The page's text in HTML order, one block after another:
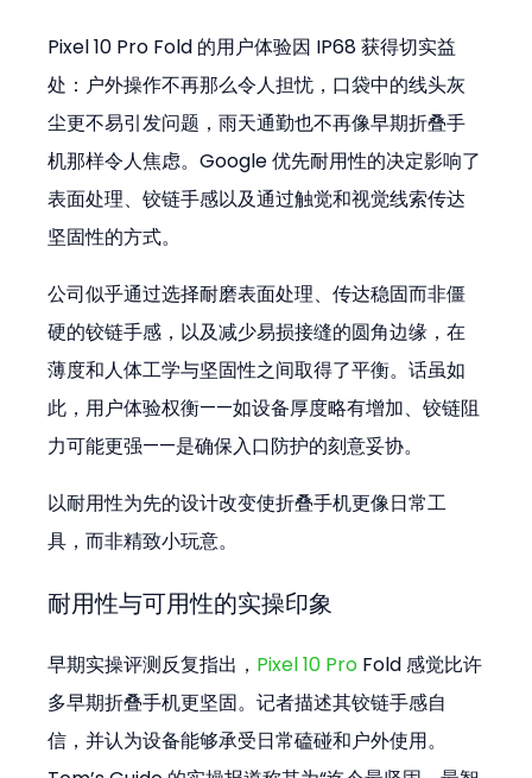
Pixel 10 Pro Fold 的用户体验因 IP68 获得切实益
处：户外操作不再那么令人担忧，口袋中的线头灰
尘更不易引发问题，雨天通勤也不再像早期折叠手
机那样令人焦虑。Google 优先耐用性的决定影响了
表面处理、铰链手感以及通过触觉和视觉线索传达
坚固性的方式。
公司似乎通过选择耐磨表面处理、传达稳固而非僵
硬的铰链手感，以及减少易损接缝的圆角边缘，在
薄度和人体工学与坚固性之间取得了平衡。话虽如
此，用户体验权衡——如设备厚度略有增加、铰链阻
力可能更强——是确保入口防护的刻意妥协。
以耐用性为先的设计改变使折叠手机更像日常工
具，而非精致小玩意。
耐用性与可用性的实操印象
早期实操评测反复指出， Pixel 10 Pro Fold 感觉比许
多早期折叠手机更坚固。记者描述其铰链手感自
信，并认为设备能够承受日常磕碰和户外使用。